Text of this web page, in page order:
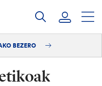
BEZERO